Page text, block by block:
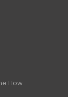
Flow.